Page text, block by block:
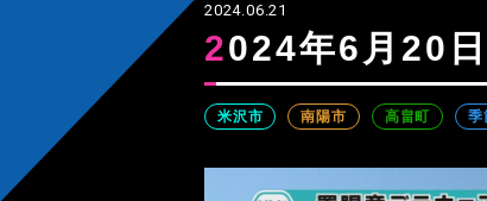
2024.06.21
2024年6月20
米沢市 南陽市 高畠町 季